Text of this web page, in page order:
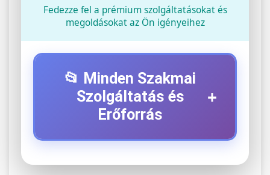
Fedezze fel a prémium szolgáltatásokat és
megoldásokat az Ön igényeihez
📂 Minden Szakmai
Szolgáltatás és
Erőforrás
+
+